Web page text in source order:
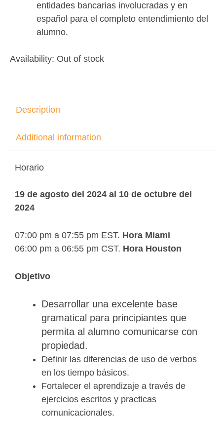
entidades bancarias involucradas y en
español para el completo entendimiento del
alumno.
Availability: Out of stock
Description
Additional information
Horario
19 de agosto del 2024 al 10 de octubre del
2024
07:00 pm a 07:55 pm EST. Hora Miami
06:00 pm a 06:55 pm CST. Hora Houston
Objetivo
Desarrollar una excelente base
gramatical para principiantes que
permita al alumno comunicarse con
propiedad.
Definir las diferencias de uso de verbos
en los tiempo básicos.
Fortalecer el aprendizaje a través de
ejercicios escritos y practicas
comunicacionales.